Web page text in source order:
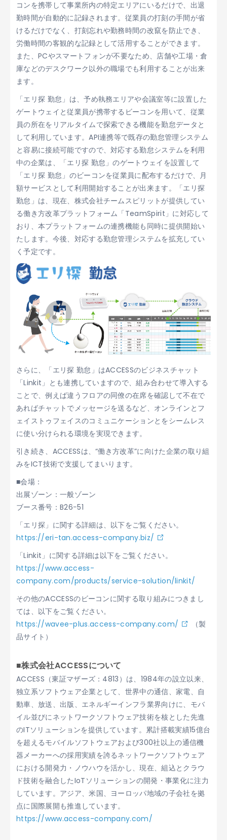
コンを携帯して事業所内の特定エリアにいるだけで、出退
勤時間が自動的に記録されます。従業員の打刻の手間が省
けるだけでなく、打刻忘れや勤務時間の改竄を防止でき、
労働時間の客観的な記録として活用することができます。
また、PCやスマートフォンが不要なため、店舗や工場・倉
庫などのデスクワーク以外の職場でも利用することが出来
ます。
「エリ探 勤怠」は、予め執務エリアや会議室等に設置した
ゲートウェイと従業員が携帯するビーコンを用いて、従業
員の所在をリアルタイムで探索できる機能を勤怠データと
して利用しています。API連携等で既存の勤怠管理システム
と容易に接続可能ですので、対応する勤怠システムを利用
中の企業は、「エリ探 勤怠」のゲートウェイを設置して
「エリ探 勤怠」のビーコンを従業員に配布するだけで、月
額サービスとして利用開始することが出来ます。「エリ探
勤怠」は、現在、株式会社チームスピリットが提供してい
る働き方改革プラットフォーム「TeamSpirit」に対応して
おり、本プラットフォームの連携機能も同時に提供開始い
たします。今後、対応する勤怠管理システムを拡充してい
く予定です。
さらに、「エリ探 勤怠」はACCESSのビジネスチャット
「Linkit」とも連携していますので、組み合わせて導入する
ことで、例えば違うフロアの同僚の在席を確認して不在で
あればチャットでメッセージを送るなど、オンラインとフ
ェイストゥフェイスのコミュニケーションとをシームレス
に使い分けられる環境を実現できます。
引き続き、ACCESSは、“働き方改革”に向けた企業の取り組
みをICT技術で支援してまいります。
■会場：
出展ゾーン：一般ゾーン
ブース番号：B26−51
「エリ探」に関する詳細は、以下をご覧ください。
https://eri-tan.access-company.biz/
「Linkit」に関する詳細は以下をご覧ください。
https://www.access-
company.com/products/service-solution/linkit/
その他のACCESSのビーコンに関する取り組みにつきまし
ては、以下をご覧ください。
https://wavee-plus.access-company.com/
（製
品サイト）
■株式会社ACCESSについて
ACCESS（東証マザーズ：4813）は、1984年の設立以来、
独立系ソフトウェア企業として、世界中の通信、家電、自
動車、放送、出版、エネルギーインフラ業界向けに、モバ
イル並びにネットワークソフトウェア技術を核とした先進
のITソリューションを提供しています。累計搭載実績15億台
を超えるモバイルソフトウェアおよび300社以上の通信機
器メーカーへの採用実績を誇るネットワークソフトウェア
における開発力・ノウハウを活かし、現在、組込とクラウ
ド技術を融合したIoTソリューションの開発・事業化に注力
しています。アジア、米国、ヨーロッパ地域の子会社を拠
点に国際展開も推進しています。
https://www.access-company.com/